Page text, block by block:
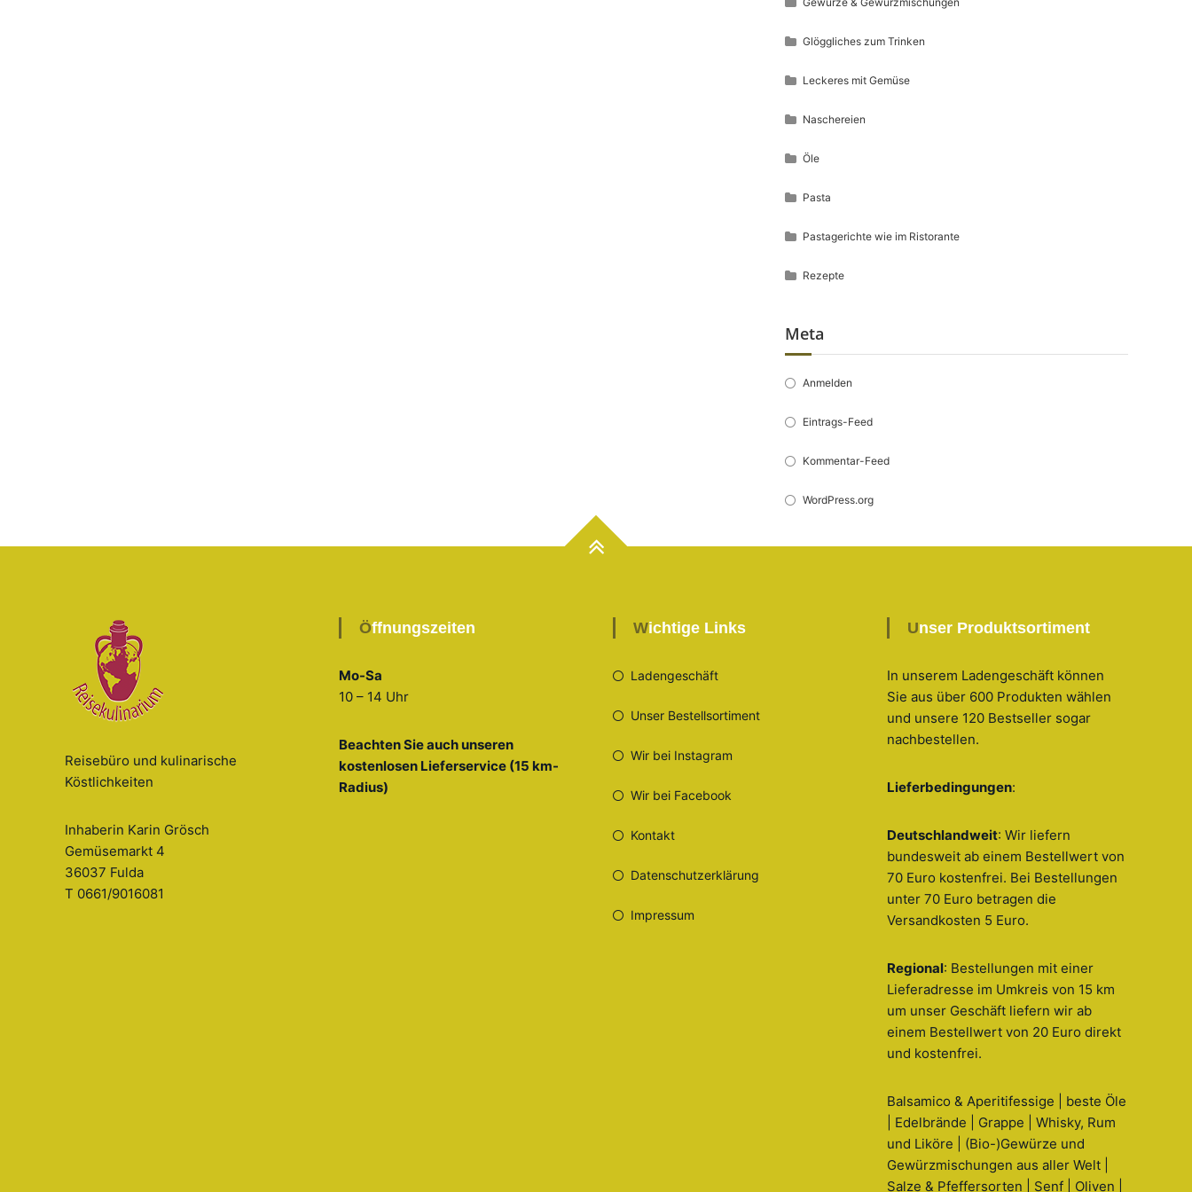
Glöggliches zum Trinken
Leckeres mit Gemüse
Naschereien
Öle
Pasta
Pastagerichte wie im Ristorante
Rezepte
Meta
Anmelden
Eintrags-Feed
Kommentar-Feed
WordPress.org
Reisebüro und kulinarische
Köstlichkeiten
Inhaberin Karin Grösch
Gemüsemarkt 4
36037 Fulda
T 0661/9016081
Öffnungszeiten
Mo-Sa
10 – 14 Uhr
Beachten Sie auch unseren
kostenlosen Lieferservice (15 km-
Radius)
Wichtige Links
Ladengeschäft
Unser Bestellsortiment
Wir bei Instagram
Wir bei Facebook
Kontakt
Datenschutzerklärung
Impressum
Unser Produktsortiment
In unserem Ladengeschäft können
Sie aus über 600 Produkten wählen
und unsere 120 Bestseller sogar
nachbestellen.
Lieferbedingungen:
Deutschlandweit: Wir liefern
bundesweit ab einem Bestellwert von
70 Euro kostenfrei. Bei Bestellungen
unter 70 Euro betragen die
Versandkosten 5 Euro.
Regional: Bestellungen mit einer
Lieferadresse im Umkreis von 15 km
um unser Geschäft liefern wir ab
einem Bestellwert von 20 Euro direkt
und kostenfrei.
Balsamico & Aperitifessige | beste Öle
| Edelbrände | Grappe | Whisky, Rum
und Liköre | (Bio-)Gewürze und
Gewürzmischungen aus aller Welt |
Salze & Pfeffersorten | Senf | Oliven |